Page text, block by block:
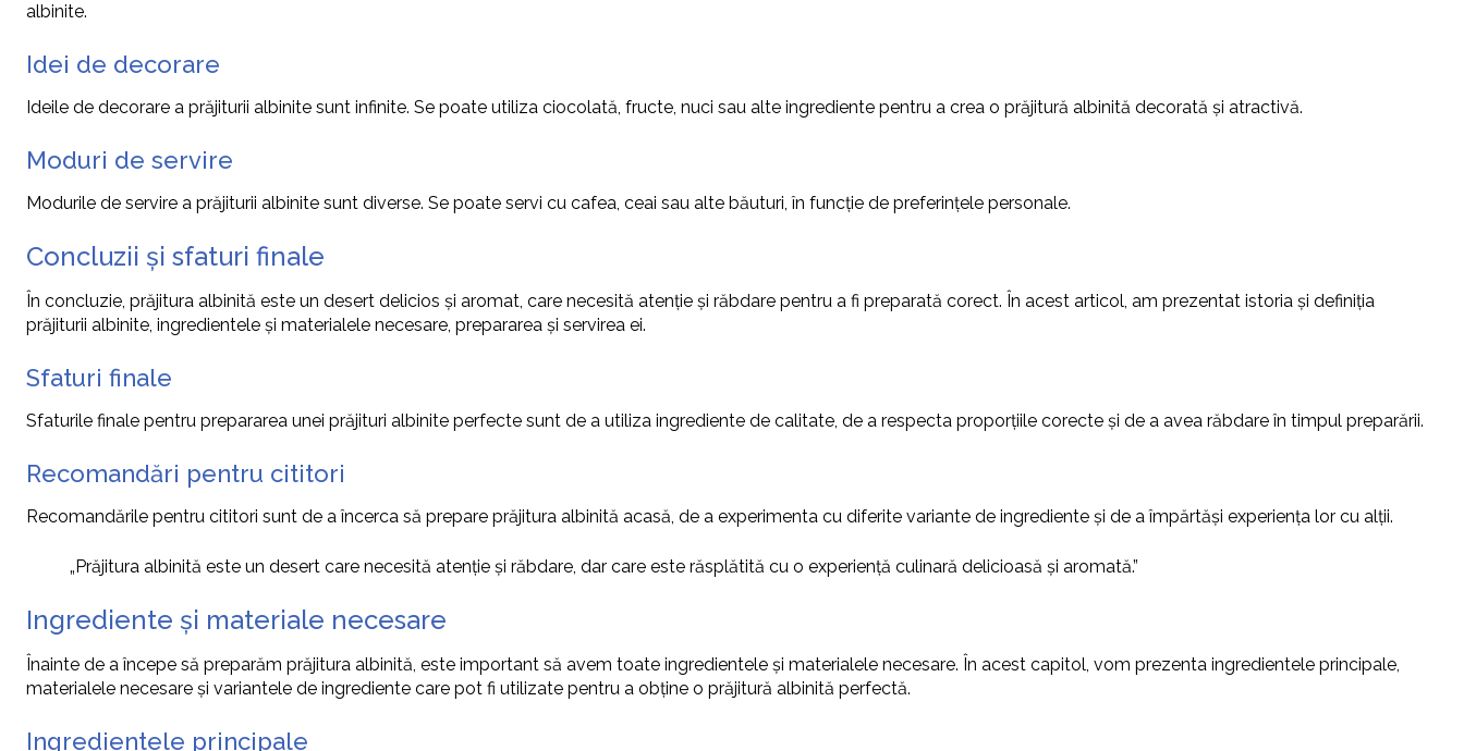
albinite.
Idei de decorare
Ideile de decorare a prăjiturii albinite sunt infinite. Se poate utiliza ciocolată, fructe, nuci sau alte ingrediente pentru a crea o prăjitură albinită decorată și atractivă.
Moduri de servire
Modurile de servire a prăjiturii albinite sunt diverse. Se poate servi cu cafea, ceai sau alte băuturi, în funcție de preferințele personale.
Concluzii și sfaturi finale
În concluzie, prăjitura albinită este un desert delicios și aromat, care necesită atenție și răbdare pentru a fi preparată corect. În acest articol, am prezentat istoria și definiția
prăjiturii albinite, ingredientele și materialele necesare, prepararea și servirea ei.
Sfaturi finale
Sfaturile finale pentru prepararea unei prăjituri albinite perfecte sunt de a utiliza ingrediente de calitate, de a respecta proporțiile corecte și de a avea răbdare în timpul preparării.
Recomandări pentru cititori
Recomandările pentru cititori sunt de a încerca să prepare prăjitura albinită acasă, de a experimenta cu diferite variante de ingrediente și de a împărtăși experiența lor cu alții.
„Prăjitura albinită este un desert care necesită atenție și răbdare, dar care este răsplătită cu o experiență culinară delicioasă și aromată.”
Ingrediente și materiale necesare
Înainte de a începe să preparăm prăjitura albinită, este important să avem toate ingredientele și materialele necesare. În acest capitol, vom prezenta ingredientele principale,
materialele necesare și variantele de ingrediente care pot fi utilizate pentru a obține o prăjitură albinită perfectă.
Ingredientele principale